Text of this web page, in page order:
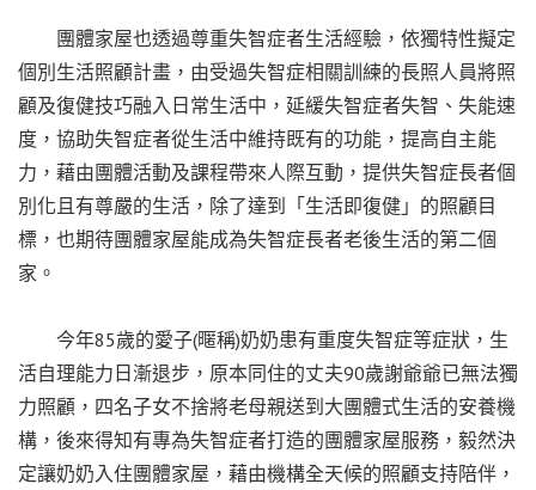
團體家屋也透過尊重失智症者生活經驗，依獨特性擬定
個別生活照顧計畫，由受過失智症相關訓練的長照人員將照
顧及復健技巧融入日常生活中，延緩失智症者失智、失能速
度，協助失智症者從生活中維持既有的功能，提高自主能
力，藉由團體活動及課程帶來人際互動，提供失智症長者個
別化且有尊嚴的生活，除了達到「生活即復健」的照顧目
標，也期待團體家屋能成為失智症長者老後生活的第二個
家。
今年85歲的愛子(暱稱)奶奶患有重度失智症等症狀，生
活自理能力日漸退步，原本同住的丈夫90歲謝爺爺已無法獨
力照顧，四名子女不捨將老母親送到大團體式生活的安養機
構，後來得知有專為失智症者打造的團體家屋服務，毅然決
定讓奶奶入住團體家屋，藉由機構全天候的照顧支持陪伴，